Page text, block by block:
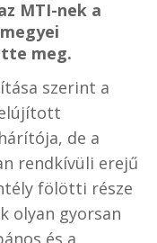
MTI-nek a
meg.
szerint a
de a
rendkívüli erejű
fölötti része
olyan gyorsan
és a